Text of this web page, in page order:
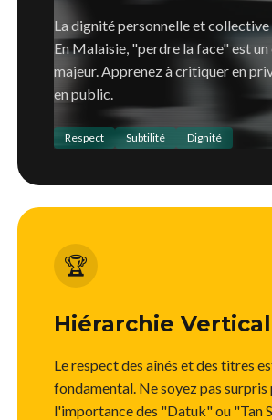
La dignité personnelle et collective
En Malaisie, "perdre la face" est
majeur. Apprenez à critiquer en
en public.
Respect Subtilité Dignité
🏆
Hiérarchie
Le respect des aînés et des titres
fondamental. Ne soyez pas surpris
l'importance des "Datuk" ou "Tan